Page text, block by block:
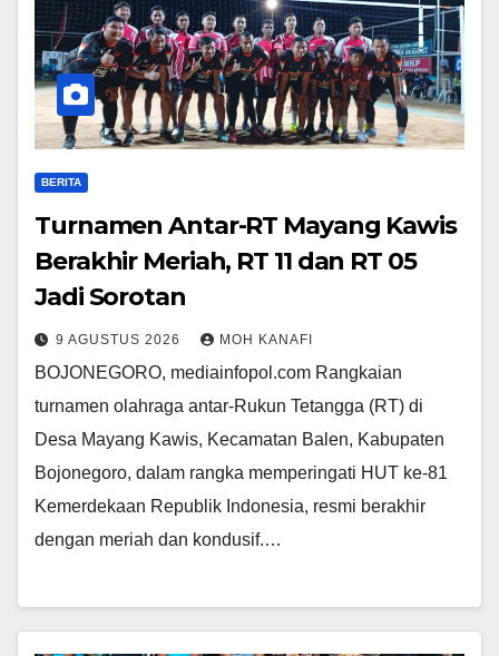
BERITA
Turnamen Antar-RT Mayang Kawis
Berakhir Meriah, RT 11 dan RT 05
Jadi Sorotan
9 AGUSTUS 2026 MOH KANAFI
BOJONEGORO, mediainfopol.com Rangkaian
turnamen olahraga antar-Rukun Tetangga (RT) di
Desa Mayang Kawis, Kecamatan Balen, Kabupaten
Bojonegoro, dalam rangka memperingati HUT ke-81
Kemerdekaan Republik Indonesia, resmi berakhir
dengan meriah dan kondusif.…